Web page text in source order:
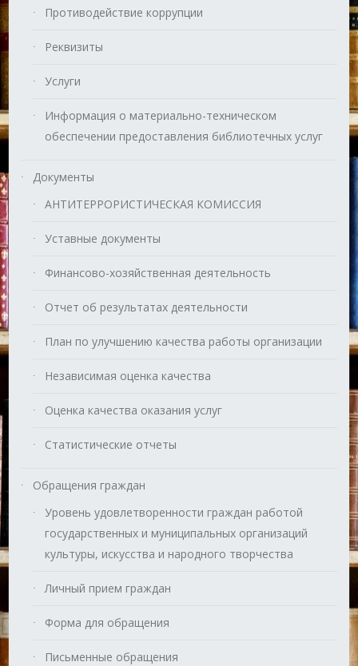
Противодействие коррупции
Реквизиты
Услуги
Информация о материально-техническом
обеспечении предоставления библиотечных услуг
Документы
АНТИТЕРРОРИСТИЧЕСКАЯ КОМИССИЯ
Уставные документы
Финансово-хозяйственная деятельность
Отчет об результатах деятельности
План по улучшению качества работы организации
Независимая оценка качества
Оценка качества оказания услуг
Статистические отчеты
Обращения граждан
Уровень удовлетворенности граждан работой
государственных и муниципальных организаций
культуры, искусства и народного творчества
Личный прием граждан
Форма для обращения
Письменные обращения